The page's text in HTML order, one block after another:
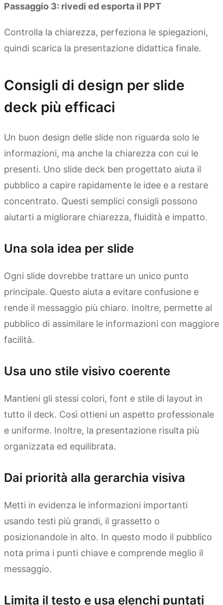
Passaggio 3: rivedi ed esporta il PPT
Controlla la chiarezza, perfeziona le spiegazioni,
quindi scarica la presentazione didattica finale.
Consigli di design per slide
deck più efficaci
Un buon design delle slide non riguarda solo le
informazioni, ma anche la chiarezza con cui le
presenti. Uno slide deck ben progettato aiuta il
pubblico a capire rapidamente le idee e a restare
concentrato. Questi semplici consigli possono
aiutarti a migliorare chiarezza, fluidità e impatto.
Una sola idea per slide
Ogni slide dovrebbe trattare un unico punto
principale. Questo aiuta a evitare confusione e
rende il messaggio più chiaro. Inoltre, permette al
pubblico di assimilare le informazioni con maggiore
facilità.
Usa uno stile visivo coerente
Mantieni gli stessi colori, font e stile di layout in
tutto il deck. Così ottieni un aspetto professionale
e uniforme. Inoltre, la presentazione risulta più
organizzata ed equilibrata.
Dai priorità alla gerarchia visiva
Metti in evidenza le informazioni importanti
usando testi più grandi, il grassetto o
posizionandole in alto. In questo modo il pubblico
nota prima i punti chiave e comprende meglio il
messaggio.
Limita il testo e usa elenchi puntati